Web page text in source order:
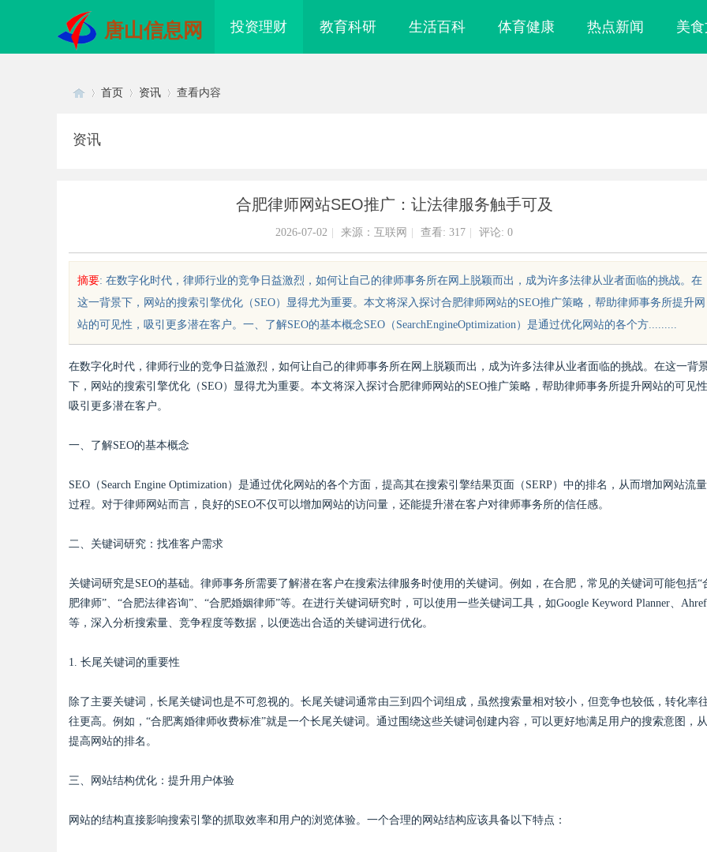
唐山信息网 投资理财 教育科研 生活百科 体育健康 热点新闻 美
sc
首页 资讯 查看内容
资讯
合肥律师网站SEO推广：让法律服务触手可及
2026-07-02 来源：互联网 查看: 317 评论: 0
摘要: 在数字化时代，律师行业的竞争日益激烈，如何让自己的律师事务所在网上脱颖而出，成为许多法律从业者面临的挑战。在
这一背景下，网站的搜索引擎优化（SEO）显得尤为重要。本文将深入探讨合肥律师网站的SEO推广策略，帮助律师事务所提升网
站的可见性，吸引更多潜在客户。一、了解SEO的基本概念SEO（SearchEngineOptimization）是通过优化网站的各个方.........
在数字化时代，律师行业的竞争日益激烈，如何让自己的律师事务所在网上脱颖而出，成为许多法律从业者面临的挑战。在这一背
下，网站的搜索引擎优化（SEO）显得尤为重要。本文将深入探讨合肥律师网站的SEO推广策略，帮助律师事务所提升网站的可见
吸引更多潜在客户。
一、了解SEO的基本概念
SEO（Search Engine Optimization）是通过优化网站的各个方面，提高其在搜索引擎结果页面（SERP）中的排名，从而增加网站流
过程。对于律师网站而言，良好的SEO不仅可以增加网站的访问量，还能提升潜在客户对律师事务所的信任感。
二、关键词研究：找准客户需求
关键词研究是SEO的基础。律师事务所需要了解潜在客户在搜索法律服务时使用的关键词。例如，在合肥，常见的关键词可能包括“
肥律师”、“合肥法律咨询”、“合肥婚姻律师”等。在进行关键词研究时，可以使用一些关键词工具，如Google Keyword Planner、
等，深入分析搜索量、竞争程度等数据，以便选出合适的关键词进行优化。
1. 长尾关键词的重要性
除了主要关键词，长尾关键词也是不可忽视的。长尾关键词通常由三到四个词组成，虽然搜索量相对较小，但竞争也较低，转化率
往更高。例如，“合肥离婚律师收费标准”就是一个长尾关键词。通过围绕这些关键词创建内容，可以更好地满足用户的搜索意图，
提高网站的排名。
三、网站结构优化：提升用户体验
网站的结构直接影响搜索引擎的抓取效率和用户的浏览体验。一个合理的网站结构应该具备以下特点：
武汉配眼镜 上海配眼镜 武汉配眼镜 上海配眼镜 CO2 雕刻切割机：现代制造业的
者